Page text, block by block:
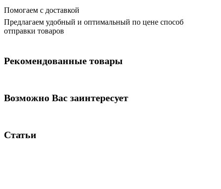
Помогаем с доставкой
Предлагаем удобный и оптимальный по цене способ
отправки товаров
Рекомендованные товары
Возможно Вас заинтересует
Статьи